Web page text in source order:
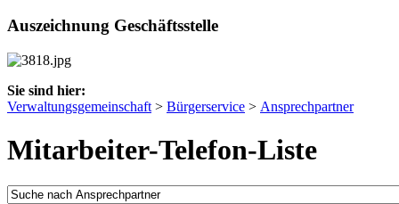
Auszeichnung Geschäftsstelle
Sie sind hier:
Verwaltungsgemeinschaft > Bürgerservice > Ansprechpartner
Mitarbeiter-Telefon-Liste